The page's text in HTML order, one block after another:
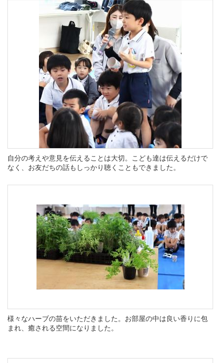
自分の考えや意見を伝えることは大切。こども達は伝えるだけで
なく、お友だちの話もしっかり聴くこともできました。
様々なハーブの苗をいただきました。お部屋の中は良い香りに包
まれ、癒される空間になりました。